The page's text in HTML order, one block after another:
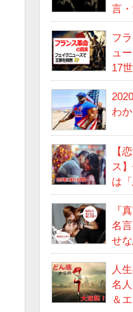
言
フ
ュ
17
わ
【
ス
は
『
名
せ
人
名
＆